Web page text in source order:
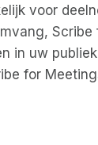
voor
in uw
for